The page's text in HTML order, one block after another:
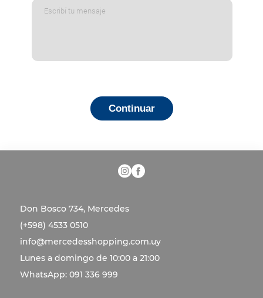
Continuar
Don Bosco 734, Mercedes
(+598) 4533 0510
info@mercedesshopping.com.uy
Lunes a domingo de 10:00 a 21:00
WhatsApp: 091 336 999